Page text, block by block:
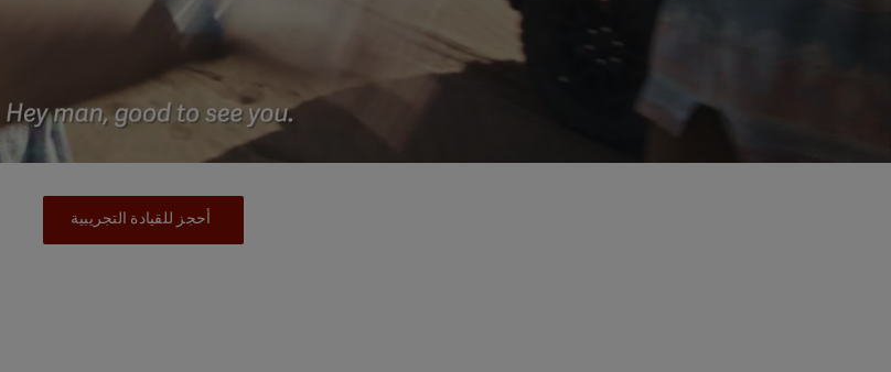
أحجز للقيادة التجريبية